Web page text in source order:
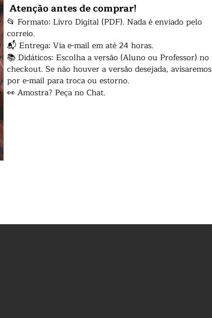
Atenção antes de comprar!
📂 Formato: Livro Digital (PDF). Nada é enviado pelo
correio.
📬 Entrega: Via e-mail em até 24 horas.
📚 Didáticos: Escolha a versão (Aluno ou Professor) no
checkout. Se não houver a versão desejada, avisaremos
por e-mail para troca ou estorno.
👀 Amostra? Peça no Chat.